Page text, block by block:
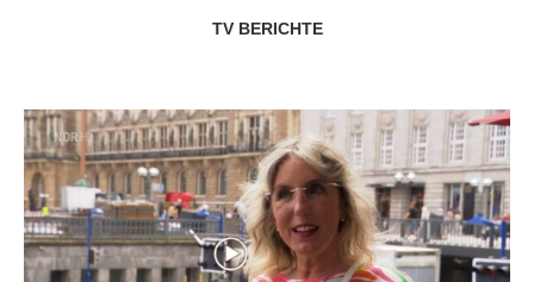
TV BERICHTE